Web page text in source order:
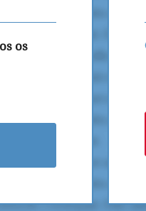
os